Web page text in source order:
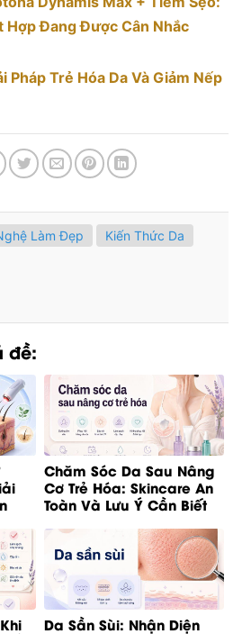
Hợp Đang Được Cân Nhắc
Pháp Trẻ Hóa Da Và Giảm Nếp
Làm Đẹp
Kiến Thức Da
đề:
Chăm Sóc Da Sau Nâng
Cơ Trẻ Hóa: Skincare An
Toàn Và Lưu Ý Cần Biết
Da Sần Sùi: Nhận Diện